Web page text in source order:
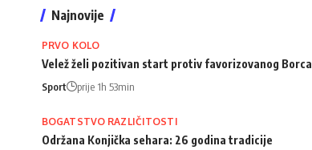
Najnovije
PRVO KOLO
Velež želi pozitivan start protiv favorizovanog Borca
Sport prije 1h 53min
BOGATSTVO RAZLIČITOSTI
Održana Konjička sehara: 26 godina tradicije